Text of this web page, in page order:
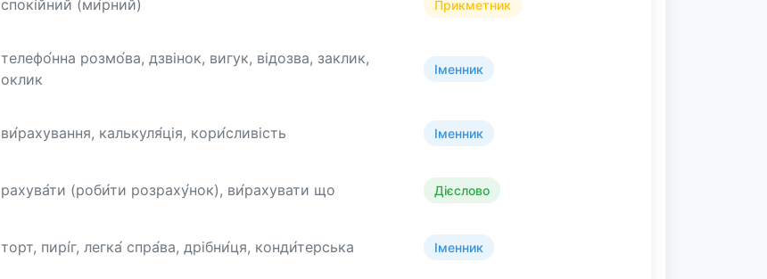
спокі́йний (ми́рний) Прикметник
телефо́нна розмо́ва, дзвінок, вигук, відозва, заклик,
оклик
Іменник
ви́рахування, калькуля́ція, кори́сливість Іменник
рахува́ти (роби́ти розраху́нок), ви́рахувати що Дієслово
торт, пирі́г, легка́ спра́ва, дрібни́ця, конди́терська Іменник